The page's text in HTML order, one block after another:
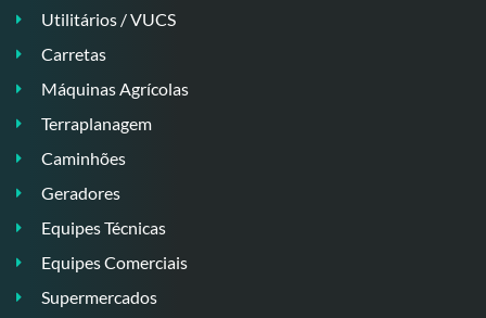
Utilitários / VUCS
Carretas
Máquinas Agrícolas
Terraplanagem
Caminhões
Geradores
Equipes Técnicas
Equipes Comerciais
Supermercados